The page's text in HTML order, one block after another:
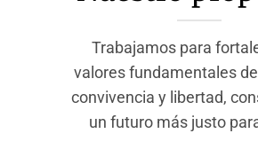
Trabajamos para
valores fundamentales
convivencia y libertad,
un futuro más justo